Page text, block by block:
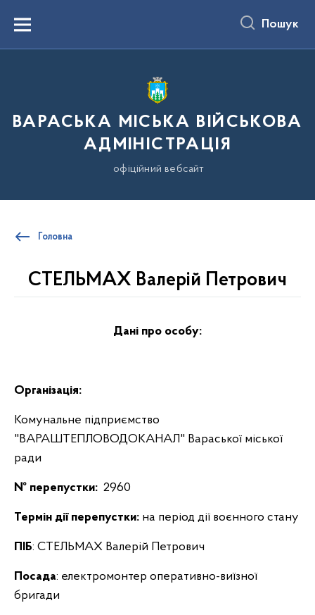
вмістуMenu Пошук
ВАРАСЬКА МІСЬКА ВІЙСЬКОВА
АДМІНІСТРАЦІЯ
офіційний вебсайт
Головна
СТЕЛЬМАХ Валерій Петрович
Дані про особу:
Організація:
Комунальне підприємство
"ВАРАШТЕПЛОВОДОКАНАЛ" Вараської міської
ради
№ перепустки: 2960
Термін дії перепустки: на період дії воєнного стану
ПІБ: СТЕЛЬМАХ Валерій Петрович
Посада: електромонтер оперативно-виїзної
бригади